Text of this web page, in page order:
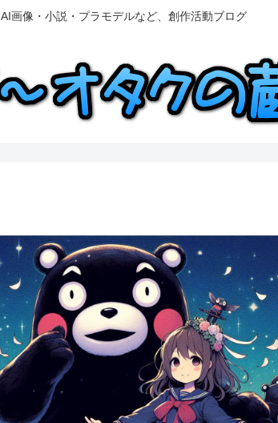
AI画像・小説・プラモデルなど、創作活動ブログ